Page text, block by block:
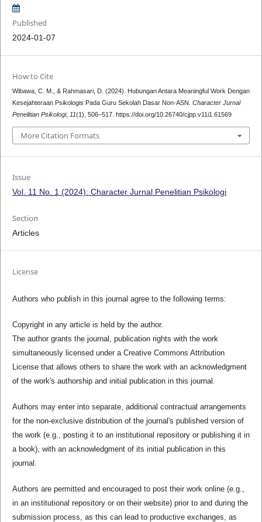
Published
2024-01-07
How to Cite
Wibawa, C. M., & Rahmasari, D. (2024). Hubungan Antara Meaningful Work Dengan
Kesejahteraan Psikologis Pada Guru Sekolah Dasar Non-ASN. Character Jurnal
Penelitian Psikologi, 11(1), 506–517. https://doi.org/10.26740/cjpp.v11i1.61569
More Citation Formats
Issue
Vol. 11 No. 1 (2024): Character Jurnal Penelitian Psikologi
Section
Articles
License
Authors who publish in this journal agree to the following terms:
Copyright in any article is held by the author.
The author grants the journal, publication rights with the work
simultaneously licensed under a Creative Commons Attribution
License that allows others to share the work with an acknowledgment
of the work's authorship and initial publication in this journal.
Authors may enter into separate, additional contractual arrangements
for the non-exclusive distribution of the journal's published version of
the work (e.g., posting it to an institutional repository or publishing it in
a book), with an acknowledgment of its initial publication in this
journal.
Authors are permitted and encouraged to post their work online (e.g.,
in an institutional repository or on their website) prior to and during the
submission process, as this can lead to productive exchanges, as